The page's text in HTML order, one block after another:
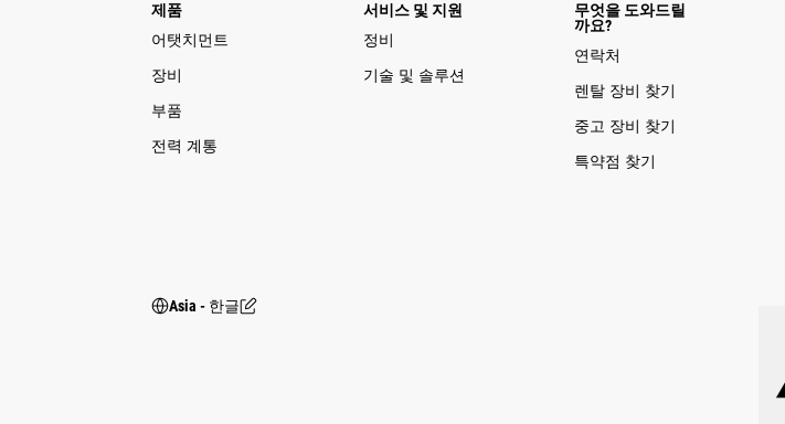
제품
어탯치먼트
장비
부품
전력 계통
서비스 및 지원
정비
기술 및 솔루션
무엇을 도와드릴
까요?
연락처
렌탈 장비 찾기
중고 장비 찾기
특약점 찾기
Asia - 한글